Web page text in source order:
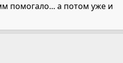
помогало... а потом уже и